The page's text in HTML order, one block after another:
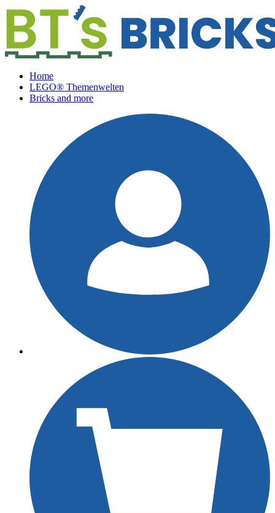
Home
LEGO® Themenwelten
Bricks and more